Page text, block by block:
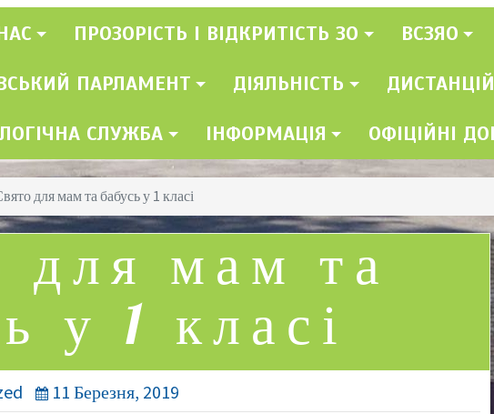
ПРОЗОРІСТЬ І ВІДКРИТІСТЬ ЗО ВСЗЯО
ПАРЛАМЕНТ ДІЯЛЬНІСТЬ
СЛУЖБА ІНФОРМАЦІЯ ОФІЦІЙНІ
для мам та бабусь у 1 класі
для мам та
у 1 класі
11 Березня, 2019